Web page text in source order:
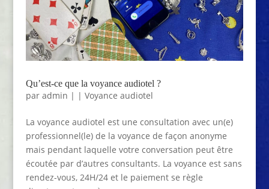
Qu’est-ce que la voyance audiotel ?
par admin | | Voyance audiotel
La voyance audiotel est une consultation avec un(e)
professionnel(le) de la voyance de façon anonyme
mais pendant laquelle votre conversation peut être
écoutée par d’autres consultants. La voyance est sans
rendez-vous, 24H/24 et le paiement se règle